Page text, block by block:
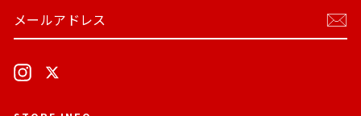
ー
レ
ス
読
Instagram